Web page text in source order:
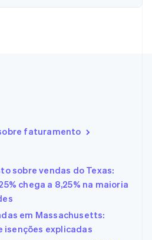
faturamento
sobre vendas do Texas:
chega a 8,25% na maioria
em Massachusetts:
isenções explicadas